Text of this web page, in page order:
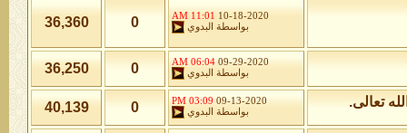
10-18-2020
11:01 AM
بواسطة
البدوي 0
36,360
09-29-2020
06:04 AM
بواسطة
البدوي 0
36,250
تعالى. 09-13-2020
03:09 PM
بواسطة
البدوي 0
40,139